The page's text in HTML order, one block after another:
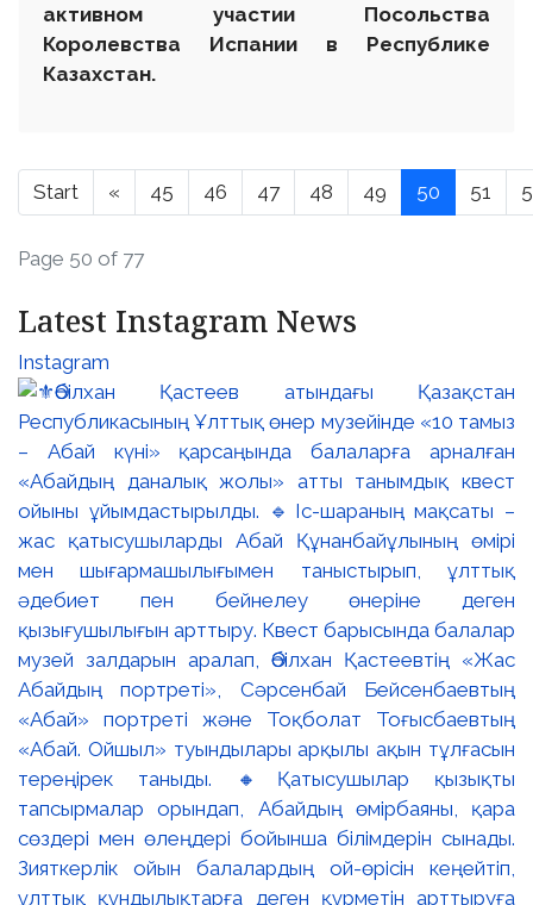
активном участии Посольства
Королевства Испании в Республике
Казахстан.
Start « 45 46 47 48 49 50 51
Page 50 of 77
Latest Instagram News
Instagram